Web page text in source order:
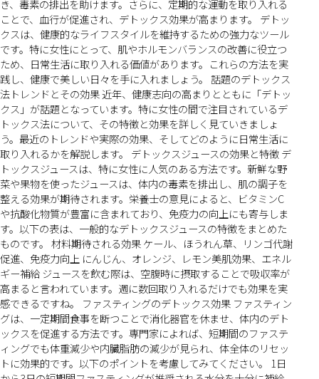
き、毒素の排出を助けます。さらに、定期的な運動を取り入れる
ことで、血行が促進され、デトックス効果が高まります。 デトッ
クスは、健康的なライフスタイルを維持するための強力なツール
です。特に女性にとって、肌やホルモンバランスの改善に役立つ
ため、日常生活に取り入れる価値があります。これらの方法を実
践し、健康で美しい日々を手に入れましょう。 話題のデトックス
法トレンドとその効果 近年、健康志向の高まりとともに「デトッ
クス」が話題となっています。特に女性の間で注目されているデ
トックス法について、その特徴と効果を詳しく見ていきましょ
う。最近のトレンドや実際の効果、そしてどのように日常生活に
取り入れるかを解説します。 デトックスジュースの効果と特徴 デ
トックスジュースは、特に女性に人気のある方法です。新鮮な野
菜や果物を使ったジュースは、体内の毒素を排出し、肌の調子を
整える効果が期待されます。栄養士の意見によると、ビタミンC
や抗酸化物質が豊富に含まれており、免疫力の向上にも寄与しま
す。以下の表は、一般的なデトックスジュースの特徴をまとめた
ものです。 材料期待される効果 ケール、ほうれん草、リンゴ代謝
促進、免疫力向上 にんじん、オレンジ、レモン美肌効果、エネル
ギー補給 ジュースを飲む際は、空腹時に摂取することで吸収率が
高まると言われています。週に数回取り入れるだけでも効果を実
感できるですね。 ファスティングのデトックス効果 ファスティン
グは、一定期間食事を断つことで消化器官を休ませ、体内のデト
ックスを促進する方法です。専門家によれば、短期間のファステ
ィングでも体重減少や内臓脂肪の減少が見られ、体全体のリセッ
トに効果的です。以下のポイントを考慮してみてください。 1日